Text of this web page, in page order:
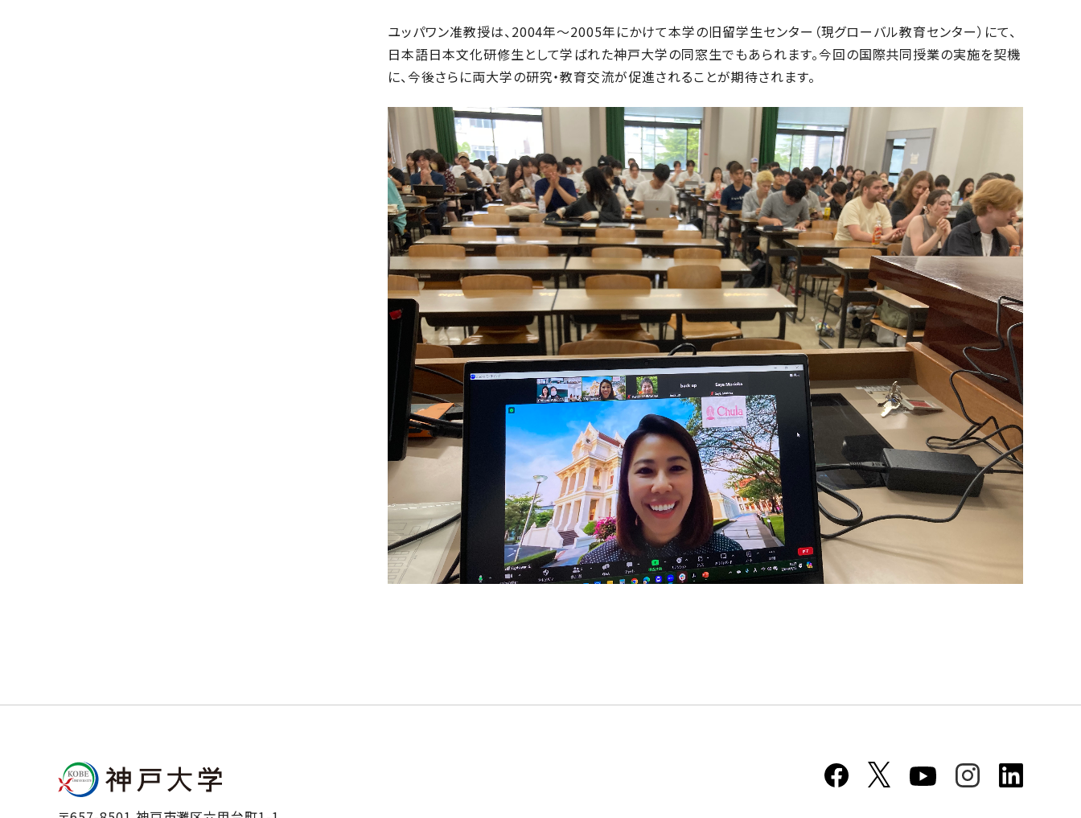
ユッパワン准教授は、2004年～2005年にかけて本学の旧留学生センター（現グローバル教育センター）にて、
日本語日本文化研修生として学ばれた神戸大学の同窓生でもあられます。今回の国際共同授業の実施を契機
に、今後さらに両大学の研究・教育交流が促進されることが期待されます。